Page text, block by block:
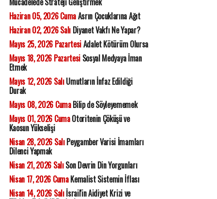
Haziran 05, 2026 CumaAsrın Çocuklarına Ağıt
Haziran 02, 2026 SalıDiyanet Vakfı Ne Yapar?
Mayıs 25, 2026 PazartesiAdalet Kötürüm Olursa
Mayıs 18, 2026 PazartesiSosyal Medyaya İman
Etmek
Mayıs 12, 2026 SalıUmutların İnfaz Edildiği
Durak
Mayıs 08, 2026 CumaBilip de Söyleyememek
Mayıs 01, 2026 CumaOtoritenin Çöküşü ve
Kaosun Yükselişi
Nisan 28, 2026 SalıPeygamber Varisi İmamları
Dilenci Yapmak
Nisan 21, 2026 SalıSon Devrin Din Yorgunları
Nisan 17, 2026 CumaKemalist Sistemin İflası
Nisan 14, 2026 Salıİsrail'in Aidiyet Krizi ve